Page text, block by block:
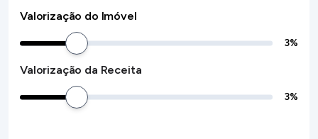
Valorização do Imóvel
3%
Valorização da Receita
3%